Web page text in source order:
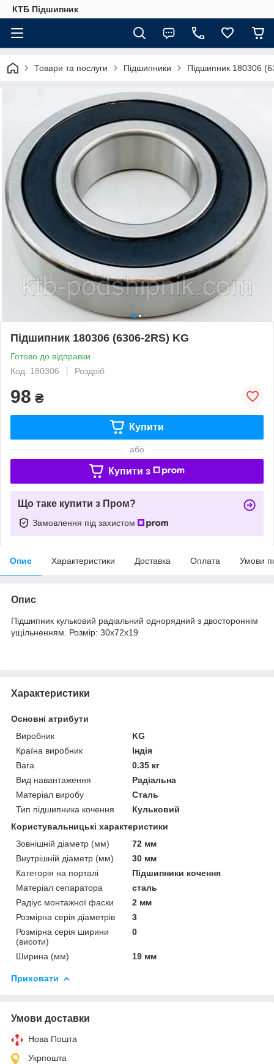
КТБ Підшипник
Товари та послуги Підшипники Підшипник 180306
Підшипник 180306 (6306-2RS) KG
Готово до відправки
Код: 180306
Роздріб
98 ₴
Купити
або
Купити з
Що таке купити з Пром?
Замовлення під захистом
Опис Характеристики Доставка Оплата Умови
Опис
Підшипник кульковий радіальний однорядний з двостороннім
ущільненням. Розмір: 30х72х19
Характеристики
Основні атрибути
Виробник
KG
Країна виробник
Індія
Вага
0.35 кг
Вид навантаження
Радіальна
Матеріал виробу
Сталь
Тип підшипника кочення
Кульковий
Користувальницькі характеристики
Зовнішній діаметр (мм)
72 мм
Внутрішній діаметр (мм)
30 мм
Категорія на порталі
Підшипники кочення
Матеріал сепаратора
сталь
Радіус монтажної фаски
2 мм
Розмірна серія діаметрів
3
Розмірна серія ширини
(висоти)
0
Ширина (мм) 19 мм
Приховати
Умови доставки
Нова Пошта
Укрпошта